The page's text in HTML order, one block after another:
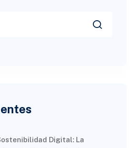
Digital: La